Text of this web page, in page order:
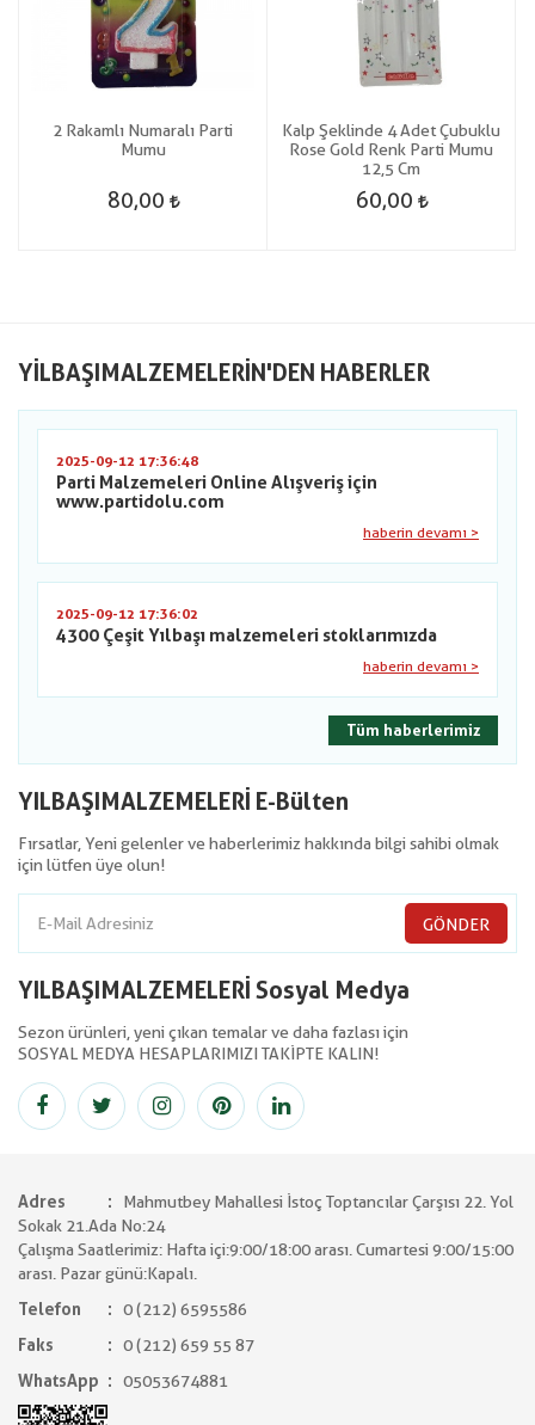
2 Rakamlı Numaralı Parti
Mumu
80,00
Kalp Şeklinde 4 Adet Çubuklu
Rose Gold Renk Parti Mumu
12,5 Cm
60,00
YILBAŞIMALZEMELERIN'DEN HABERLER
2025-09-12 17:36:48
Parti Malzemeleri Online Alışveriş için
www.partidolu.com
haberin devamı >
2025-09-12 17:36:02
4300 Çeşit Yılbaşı malzemeleri stoklarımızda
haberin devamı >
Tüm haberlerimiz
YILBAŞIMALZEMELERİ E-Bülten
Fırsatlar, Yeni gelenler ve haberlerimiz hakkında bilgi sahibi olmak
için lütfen üye olun!
GÖNDER
YILBAŞIMALZEMELERİ Sosyal Medya
Sezon ürünleri, yeni çıkan temalar ve daha fazlası için
SOSYAL MEDYA HESAPLARIMIZI TAKİPTE KALIN!
Adres
Mahmutbey Mahallesi İstoç Toptancılar Çarşısı 22. Yol
Sokak 21.Ada No:24
Çalışma Saatlerimiz: Hafta içi:9:00/18:00 arası. Cumartesi 9:00/15:00
arası. Pazar günü:Kapalı.
Telefon
0 (212) 6595586
Faks
0 (212) 659 55 87
WhatsApp
05053674881